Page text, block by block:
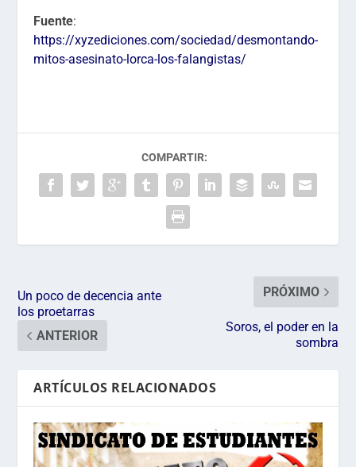
Fuente:
https://xyzediciones.com/sociedad/desmontando-
mitos-asesinato-lorca-los-falangistas/
COMPARTIR:
Un poco de decencia ante
los proetarras
ANTERIOR
PRÓXIMO
Soros, el poder en la
sombra
ARTÍCULOS RELACIONADOS